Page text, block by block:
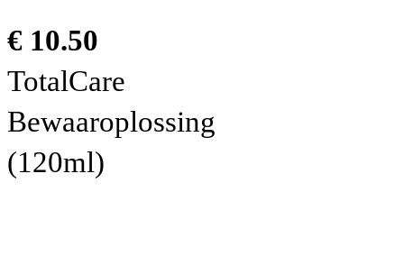
€ 10.50
TotalCare
Bewaaroplossing
(120ml)